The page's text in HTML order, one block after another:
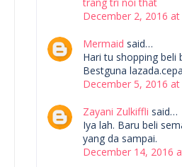
December 2, 2016 at
Mermaid said…
Hari tu shopping beli
Bestguna
December 5, 2016 at
Zayani Zulkiffli said…
Iya lah. Baru beli
yang da sampai.
December 14, 2016